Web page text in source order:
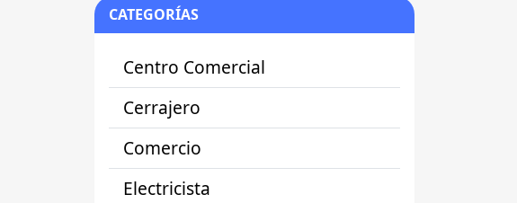
CATEGORÍAS
Centro Comercial
Cerrajero
Comercio
Electricista